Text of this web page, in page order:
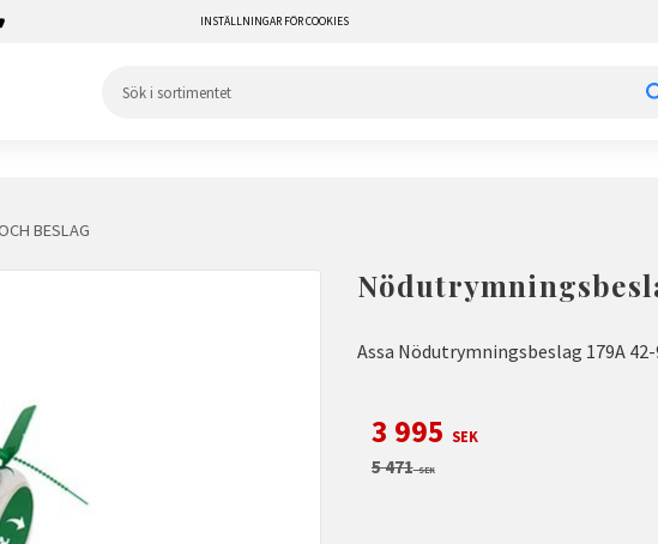
INSTÄLLNINGAR FÖR COOKIES
BESLAG
Assa Nödutrymningsbeslag 179A 42-
Nedsatt pris:
3 995 SEK
Ordinarie pris:
5 471SEK